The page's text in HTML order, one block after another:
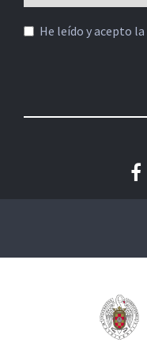
He leído y acepto la